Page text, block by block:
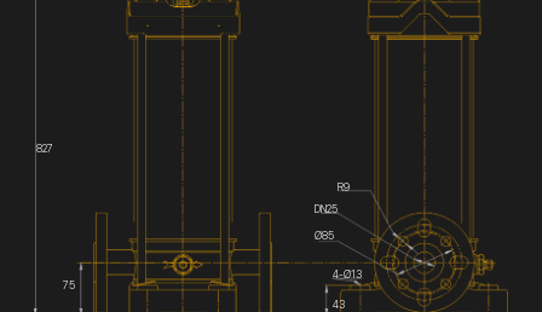
DN25
827
75
43
4-Ø13
Ø85
R9